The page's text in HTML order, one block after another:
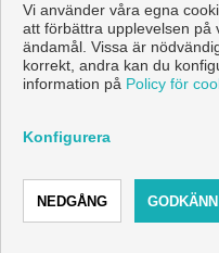
områden och
Vi använder våra egna
att förbättra upplevelsen på
ändamål. Vissa är
korrekt, andra kan du
information på Policy för
Konfigurera